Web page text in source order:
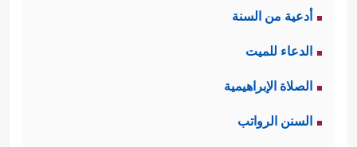
البعيدين عن مكّة، والذين رُبَّما يفِدُون
إليها للحج أو التجارة، فكانت هذه
أدعية من السنة
الدعاء للميت
الصلاة الإبراهيمية
السنن الرواتب